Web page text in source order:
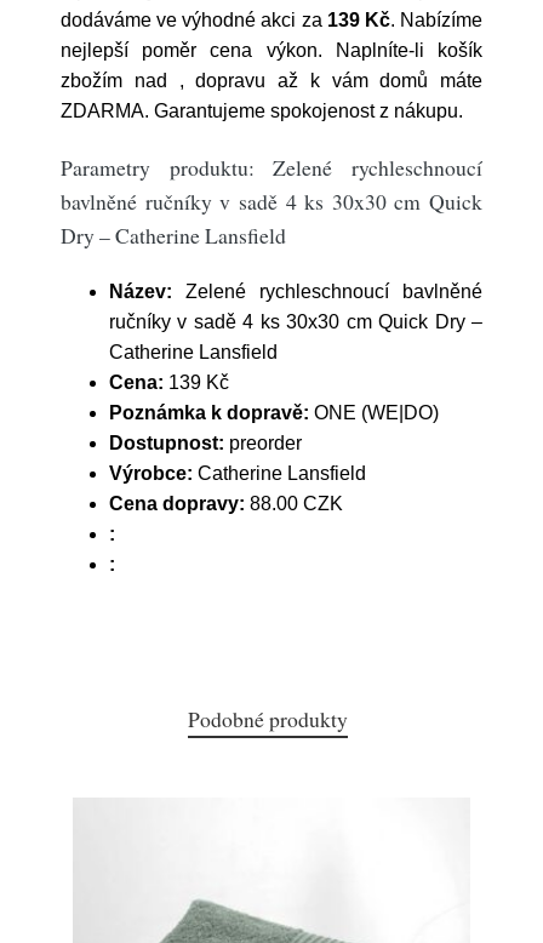
dodáváme ve výhodné akci za 139 Kč. Nabízíme
nejlepší poměr cena výkon. Naplníte-li košík
zbožím nad , dopravu až k vám domů máte
ZDARMA. Garantujeme spokojenost z nákupu.
Parametry produktu: Zelené rychleschnoucí
bavlněné ručníky v sadě 4 ks 30x30 cm Quick
Dry – Catherine Lansfield
Název: Zelené rychleschnoucí bavlněné
ručníky v sadě 4 ks 30x30 cm Quick Dry –
Catherine Lansfield
Cena: 139 Kč
Poznámka k dopravě: ONE (WE|DO)
Dostupnost: preorder
Výrobce: Catherine Lansfield
Cena dopravy: 88.00 CZK
:
:
Podobné produkty